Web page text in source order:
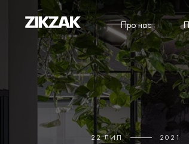
22 ЛИП 2021
Про нас